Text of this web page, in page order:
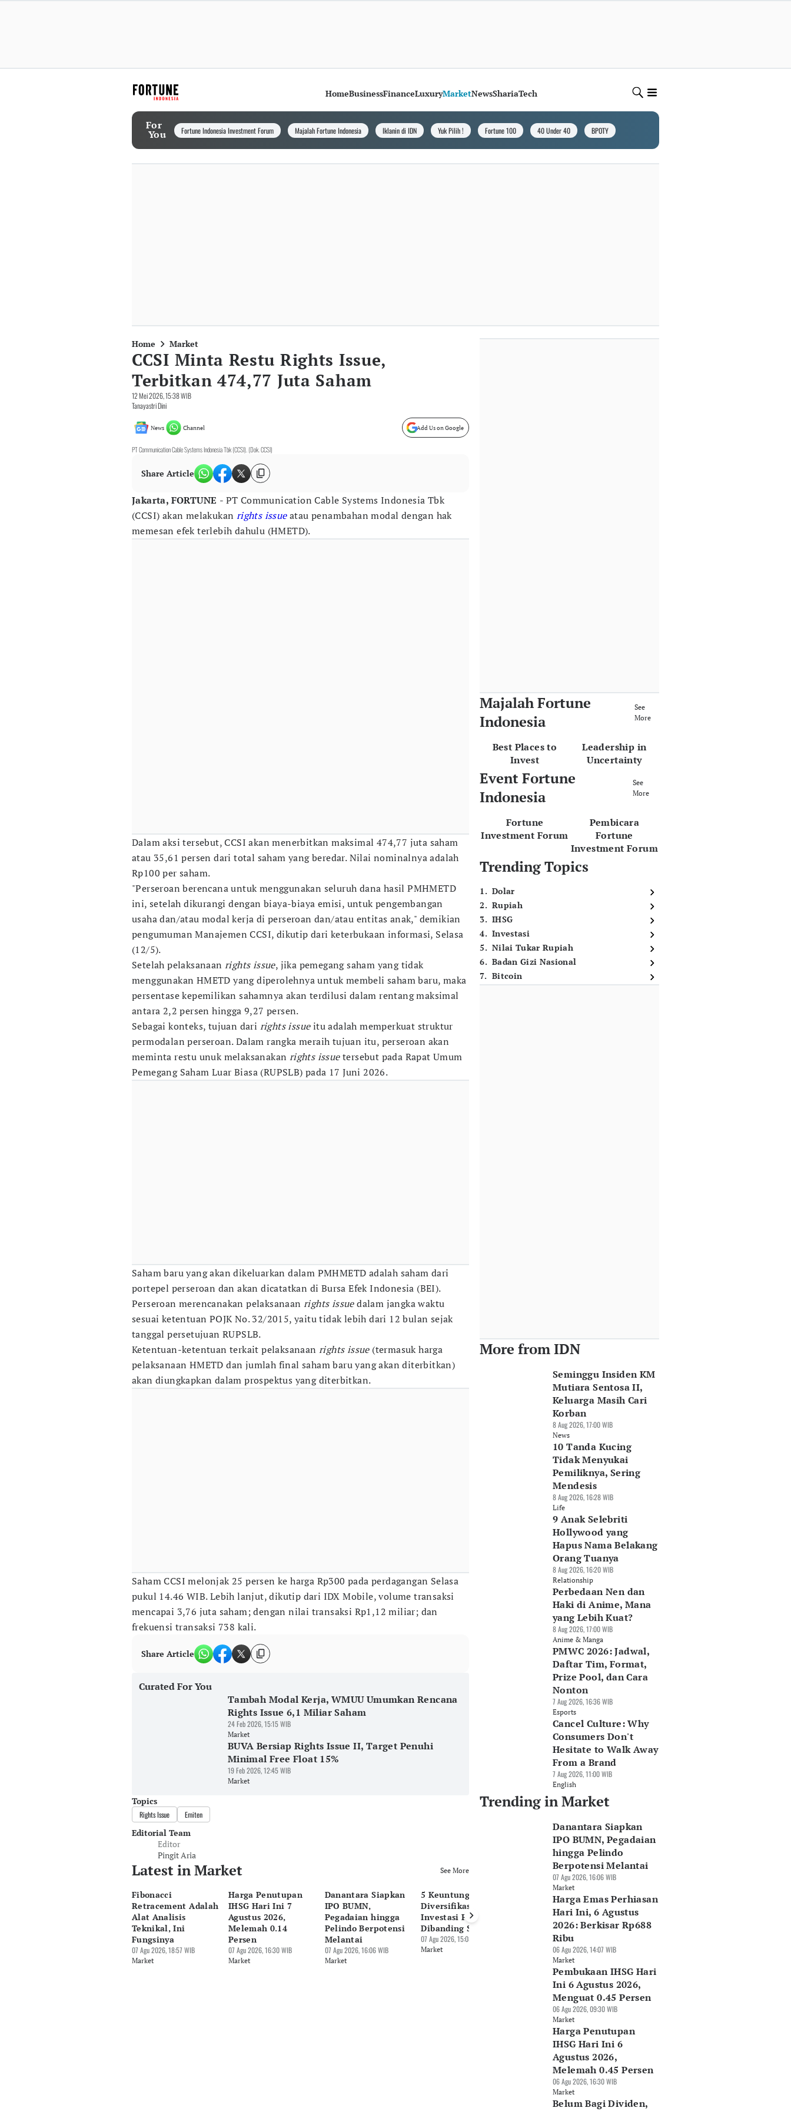
HomeBusinessFinanceLuxuryMarketNewsShariaTech
For
You Fortune Indonesia Investment Forum Majalah Fortune Indonesia Iklanin di IDN Yuk Pilih ! Fortune 100 40 Under 40 BPOTY
Home Market
CCSI Minta Restu Rights Issue,
Terbitkan 474,77 Juta Saham
12 Mei 2026, 15:38 WIB
Tanayastri Dini
News Channel Add Us on Google
PT Communication Cable Systems Indonesia Tbk (CCSI). (Dok. CCSI)
Share Article
Jakarta, FORTUNE - PT Communication Cable Systems Indonesia Tbk
(CCSI) akan melakukan rights issueatau penambahan modal dengan hak
memesan efek terlebih dahulu (HMETD).
Dalam aksi tersebut, CCSI akan menerbitkan maksimal 474,77 juta saham
atau 35,61 persen dari total saham yang beredar. Nilai nominalnya adalah
Rp100 per saham.
"Perseroan berencana untuk menggunakan seluruh dana hasil PMHMETD
ini, setelah dikurangi dengan biaya-biaya emisi, untuk pengembangan
usaha dan/atau modal kerja di perseroan dan/atau entitas anak," demikian
pengumuman Manajemen CCSI, dikutip dari keterbukaan informasi, Selasa
(12/5).
Setelah pelaksanaan rights issue, jika pemegang saham yang tidak
menggunakan HMETD yang diperolehnya untuk membeli saham baru, maka
persentase kepemilikan sahamnya akan terdilusi dalam rentang maksimal
antara 2,2 persen hingga 9,27 persen.
Sebagai konteks, tujuan dari rights issueitu adalah memperkuat struktur
permodalan perseroan. Dalam rangka meraih tujuan itu, perseroan akan
meminta restu unuk melaksanakan rights issuetersebut pada Rapat Umum
Pemegang Saham Luar Biasa (RUPSLB) pada 17 Juni 2026.
Saham baru yang akan dikeluarkan dalam PMHMETD adalah saham dari
portepel perseroan dan akan dicatatkan di Bursa Efek Indonesia (BEI).
Perseroan merencanakan pelaksanaan rights issuedalam jangka waktu
sesuai ketentuan POJK No. 32/2015, yaitu tidak lebih dari 12 bulan sejak
tanggal persetujuan RUPSLB.
Ketentuan-ketentuan terkait pelaksanaan rights issue(termasuk harga
pelaksanaan HMETD dan jumlah final saham baru yang akan diterbitkan)
akan diungkapkan dalam prospektus yang diterbitkan.
Saham CCSI melonjak 25 persen ke harga Rp300 pada perdagangan Selasa
pukul 14.46 WIB. Lebih lanjut, dikutip dari IDX Mobile, volume transaksi
mencapai 3,76 juta saham; dengan nilai transaksi Rp1,12 miliar; dan
frekuensi transaksi 738 kali.
Share Article
Curated For You
Tambah Modal Kerja, WMUU Umumkan Rencana
Rights Issue 6,1 Miliar Saham
24 Feb 2026, 15:15 WIB
Market
BUVA Bersiap Rights Issue II, Target Penuhi
Minimal Free Float 15%
19 Feb 2026, 12:45 WIB
Market
Topics
Rights Issue Emiten
Editorial Team
Editor
Pingit Aria
Latest in Market See More
Fibonacci
Retracement Adalah
Alat Analisis
Teknikal, Ini
Fungsinya
07 Agu 2026, 18:57 WIB
Market
Harga Penutupan
IHSG Hari Ini 7
Agustus 2026,
Melemah 0.14
Persen
07 Agu 2026, 16:30 WIB
Market
Danantara Siapkan
IPO BUMN,
Pegadaian hingga
Pelindo Berpotensi
Melantai
07 Agu 2026, 16:06 WIB
Market
5 Keuntungan
Diversifikasi
Investasi Pakai ETF
Dibanding Saham
07 Agu 2026, 15:08 WIB
Market
Harga Emas
Perhiasan Hari Ini, 7
Agustus 2026 di Raja
Emas hingga Laku
07 Agu 2026, 14:14 WIB
Bagaimana Cara
Membedakan Saham
Murah dan Saham
Berkualitas?
Market
Majalah Fortune
Indonesia
See
More
Best Places to
Invest
Leadership in
Uncertainty
Event Fortune
Indonesia
See
More
Fortune
Investment Forum
Pembicara
Fortune
Investment Forum
Trending Topics
1. Dolar
2. Rupiah
3. IHSG
4. Investasi
5. Nilai Tukar Rupiah
6. Badan Gizi Nasional
7. Bitcoin
More from IDN
Seminggu Insiden KM
Mutiara Sentosa II,
Keluarga Masih Cari
Korban
8 Aug 2026, 17:00 WIB
News
10 Tanda Kucing
Tidak Menyukai
Pemiliknya, Sering
Mendesis
8 Aug 2026, 16:28 WIB
Life
9 Anak Selebriti
Hollywood yang
Hapus Nama Belakang
Orang Tuanya
8 Aug 2026, 16:20 WIB
Relationship
Perbedaan Nen dan
Haki di Anime, Mana
yang Lebih Kuat?
8 Aug 2026, 17:00 WIB
Anime & Manga
PMWC 2026: Jadwal,
Daftar Tim, Format,
Prize Pool, dan Cara
Nonton
7 Aug 2026, 16:36 WIB
Esports
Cancel Culture: Why
Consumers Don't
Hesitate to Walk Away
From a Brand
7 Aug 2026, 11:00 WIB
English
Trending in Market
Danantara Siapkan
IPO BUMN, Pegadaian
hingga Pelindo
Berpotensi Melantai
07 Agu 2026, 16:06 WIB
Market
Harga Emas Perhiasan
Hari Ini, 6 Agustus
2026: Berkisar Rp688
Ribu
06 Agu 2026, 14:07 WIB
Market
Pembukaan IHSG Hari
Ini 6 Agustus 2026,
Menguat 0.45 Persen
06 Agu 2026, 09:30 WIB
Market
Harga Penutupan
IHSG Hari Ini 6
Agustus 2026,
Melemah 0.45 Persen
06 Agu 2026, 16:30 WIB
Market
Belum Bagi Dividen,